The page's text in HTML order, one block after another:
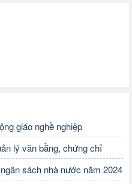
giáo nghề nghiệp
lý văn bằng, chứng chỉ
sách nhà nước năm 2024